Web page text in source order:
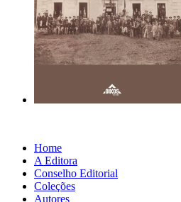
Home
A Editora
Conselho Editorial
Coleções
Autores